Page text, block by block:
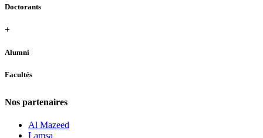
Doctorants
+
Alumni
Facultés
Nos partenaires
Al Mazeed
Lamsa